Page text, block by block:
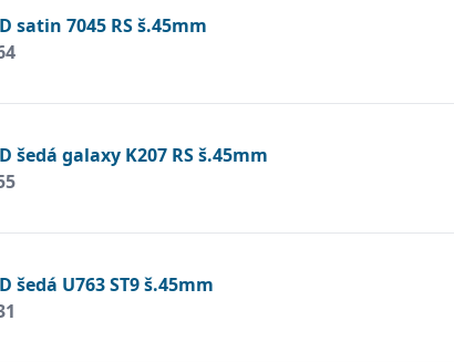
satin 7045 RS š.45mm
šedá galaxy K207 RS š.45mm
šedá U763 ST9 š.45mm